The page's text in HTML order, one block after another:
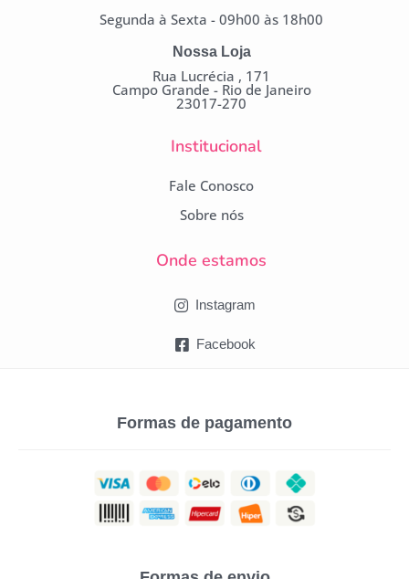
Segunda à Sexta - 09h00 às 18h00
Nossa Loja
Rua Lucrécia , 171
Campo Grande - Rio de Janeiro
23017-270
Institucional
Fale Conosco
Sobre nós
Onde estamos
Instagram
Facebook
Formas de pagamento